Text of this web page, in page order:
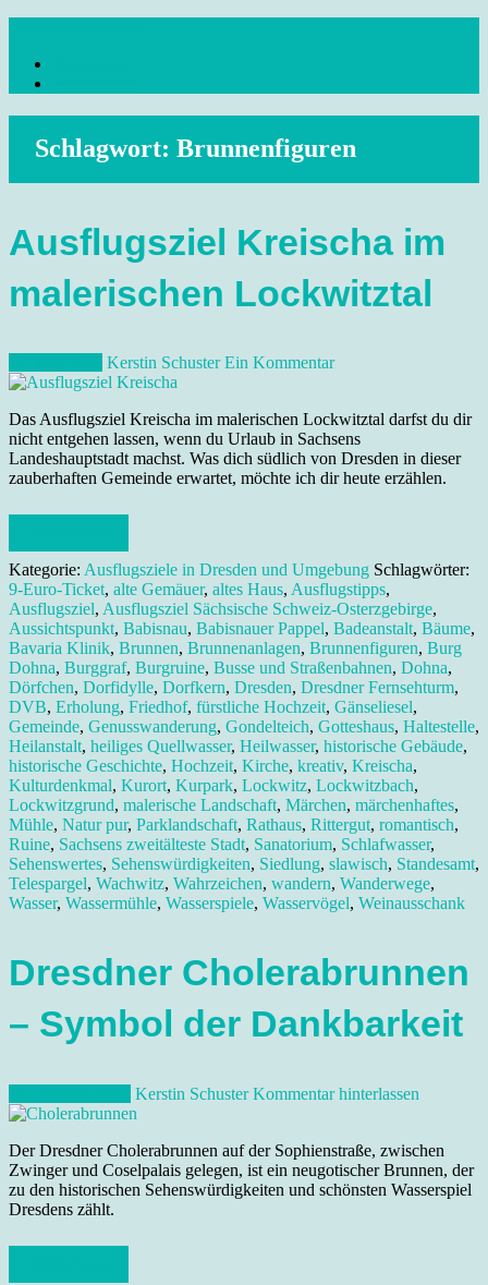
content
Reisetipps Dresden, Sehenswürdigkeiten, Ausflugsziele Sachsen,
Schlagwort: Brunnenfiguren
Ausflugsziel Kreischa im
malerischen Lockwitztal
Kerstin Schuster Ein Kommentar
Das Ausflugsziel Kreischa im malerischen Lockwitztal darfst du dir
nicht entgehen lassen, wenn du Urlaub in Sachsens
Landeshauptstadt machst. Was dich südlich von Dresden in dieser
zauberhaften Gemeinde erwartet, möchte ich dir heute erzählen.
Kategorie: Ausflugsziele in Dresden und Umgebung Schlagwörter:
9-Euro-Ticket, alte Gemäuer, altes Haus, Ausflugstipps,
Ausflugsziel, Ausflugsziel Sächsische Schweiz-Osterzgebirge,
Aussichtspunkt, Babisnau, Babisnauer Pappel, Badeanstalt, Bäume,
Bavaria Klinik, Brunnen, Brunnenanlagen, Brunnenfiguren, Burg
Dohna, Burggraf, Burgruine, Busse und Straßenbahnen, Dohna,
Dörfchen, Dorfidylle, Dorfkern, Dresden, Dresdner Fernsehturm,
DVB, Erholung, Friedhof, fürstliche Hochzeit, Gänseliesel,
Gemeinde, Genusswanderung, Gondelteich, Gotteshaus, Haltestelle,
Heilanstalt, heiliges Quellwasser, Heilwasser, historische Gebäude,
historische Geschichte, Hochzeit, Kirche, kreativ, Kreischa,
Kulturdenkmal, Kurort, Kurpark, Lockwitz, Lockwitzbach,
Lockwitzgrund, malerische Landschaft, Märchen, märchenhaftes,
Mühle, Natur pur, Parklandschaft, Rathaus, Rittergut, romantisch,
Ruine, Sachsens zweitälteste Stadt, Sanatorium, Schlafwasser,
Sehenswertes, Sehenswürdigkeiten, Siedlung, slawisch, Standesamt,
Telespargel, Wachwitz, Wahrzeichen, wandern, Wanderwege,
Wasser, Wassermühle, Wasserspiele, Wasservögel, Weinausschank
Dresdner Cholerabrunnen
– Symbol der Dankbarkeit
Kerstin Schuster Kommentar hinterlassen
Der Dresdner Cholerabrunnen auf der Sophienstraße, zwischen
Zwinger und Coselpalais gelegen, ist ein neugotischer Brunnen, der
zu den historischen Sehenswürdigkeiten und schönsten Wasserspiel
Dresdens zählt.